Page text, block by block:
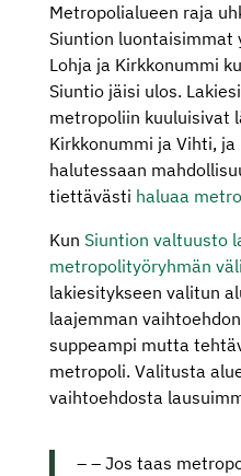
Metropolialueen raja
Siuntion luontaisimmat
Lohja ja Kirkkonummi
Siuntio jäisi ulos.
metropoliin kuuluisivat
Kirkkonummi ja Vihti,
halutessaan
tiettävästi haluaa
Kun Siuntion valtuusto
metropolityöryhmän
lakiesitykseen valitun
laajemman
suppeampi mutta
metropoli. Valitusta
vaihtoehdosta
– – Jos taas